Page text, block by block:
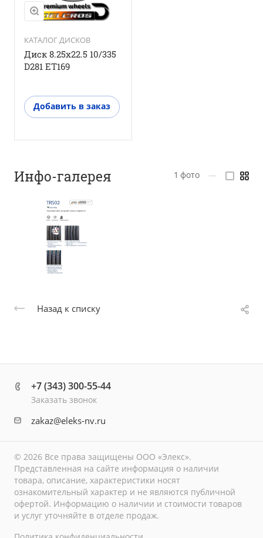
КАТАЛОГ ДИСКОВ
Диск 8.25x22.5 10/335
D281 ET169
Добавить в заказ
Инфо-галерея 1 фото —
Назад к списку
+7 (343) 300-55-44
Заказать звонок
zakaz@eleks-nv.ru
© 2026 Все права защищены ООО «Элекс».
Представленная на сайте информация о наличии
товара, описание, характеристики носят
ознакомительный характер и не являются публичной
офертой. Информацию о наличии и стоимости товаров
и услуг уточняйте в отделе продаж.